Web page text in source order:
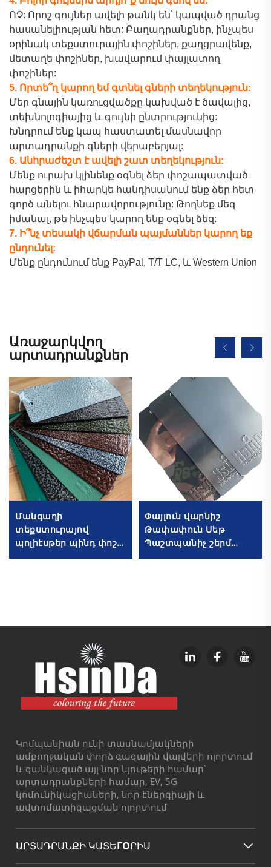
ՈՉ: Որոշ գույներ ավելի թանկ են՝ կապված դրանց
հասանելիության հետ: Բաղադրանքներ, ինչպես
օրինակ տեքստուրային փոշիներ, քաղցրավենք,
մետաղե փոշիներ, խավարում փայլատող
փոշիներ:
5. Որտե՞ղ կարող եմ գտնել գների տեղեկություն:
Մեր գնային կառուցվածքը կախված է ծավալից,
տեխնոլոգիայից և գույնի ընտրությունից:
Խնդրում ենք կապ հաստատել մասնավոր
արտադրանքի գների վերաբերյալ:
6. Անհրաժեշտ է ավելի շատ տեղեկություն:
Մենք ուրախ կլինենք օգնել ձեր փոշապատված
հարցերին և իհարկե հանդիսանում ենք ձեր հետ
գործ անելու հնարավորությունը: Թողնեք մեզ
իմանալ, թե ինչպես կարող ենք օգնել ձեզ:
7. Ի՞նչ տեսակի վճարման պայմաններ կարող եք
ընդունել:
Մենք ընդունում ենք PayPal, T/T LC, և Western Union
Առաջարկվող
արտադրանքներ
Մանգաղի
տեքստուրայով
պոլիէսթեր պինդ փոշու
ներկման ծածկույթ՝
Փայլուն վարնիշ
Թափափուն Մեթ
Պաշտպանիչ շերմ
Ակրիլային լակի վերին
ներկ
Կոմպանիան ունի տասնամյակների
ամբողջական փորձ գազային վալվերի ոլորտում
և ցանկացած այլ նոր նյութերի համար՝
արտադրանքների համար, EV, 5G
կոմունիկացիաների, նոր էներգիայի և
ավտոմատիզացման ոլորտում
ԱՐՏԱԴՐԱՆՔԻ ԿԱՏԵГОՐԻԱ